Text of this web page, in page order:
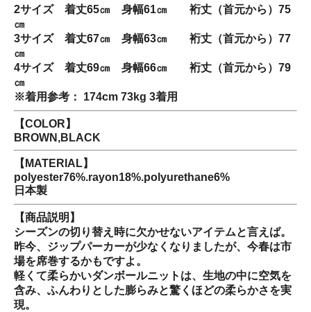
2サイズ 着丈65㎝ 身幅61㎝ 裄丈（首元から）75
㎝
3サイズ 着丈67㎝ 身幅63㎝ 裄丈（首元から）77
㎝
4サイズ 着丈69㎝ 身幅66㎝ 裄丈（首元から）79
㎝
※着用参考： 174cm 73kg 3着用
【COLOR】
BROWN,BLACK
【MATERIAL】
polyester76%.rayon18%.polyurethane6%
日本製
【商品説明】
シーズンの切り替え時に欠かせないアイテムと言えば。
昨今、ジップパーカーが少なくなりましたが、今春は市
場を席巻するかもですよ。
軽くて柔らかいダンボールニットは、生地の中に空気を
含み、ふんわりとした膨らみと驚くほどの柔らかさを実
現。